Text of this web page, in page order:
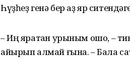
Һүҙһеҙ генә бер аҙ яр
– Иң яратҡан урыным ошо, –
айырып алмай ғына. – Бала